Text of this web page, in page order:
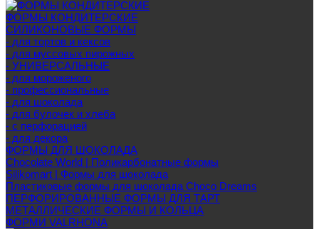
ФОРМЫ КОНДИТЕРСКИЕ
СИЛИКОНОВЫЕ ФОРМЫ
- для тортов и кексов
- для муссовых пирожных
- УНИВЕРСАЛЬНЫЕ
- для мороженого
- профессиональные
- для шоколада
- для булочек и хлеба
- с перфорацией
- для декора
ФОРМЫ ДЛЯ ШОКОЛАДА
Chocolate World | Поликарбонатные формы
Silikomart | Формы для шоколада
Пластиковые формы для шоколада Choco Dreams
ПЕРФОРИРОВАННЫЕ ФОРМЫ ДЛЯ ТАРТ
МЕТАЛЛИЧЕСКИЕ ФОРМЫ И КОЛЬЦА
ФОРМИ VALRHONA